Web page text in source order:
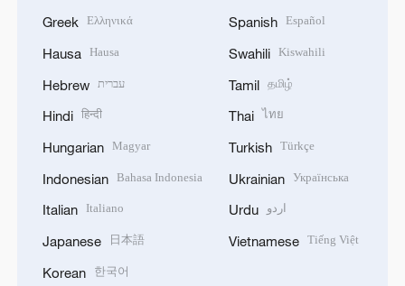
Greek Ελληνικά
Hausa Hausa
Hebrew עברית
Hindi हिन्दी
Hungarian Magyar
Indonesian Bahasa Indonesia
Italian Italiano
Japanese 日本語
Korean 한국어
Spanish Español
Swahili Kiswahili
Tamil தமிழ்
Thai ไทย
Turkish Türkçe
Ukrainian Українська
Urdu اردو
Vietnamese Tiếng Việt